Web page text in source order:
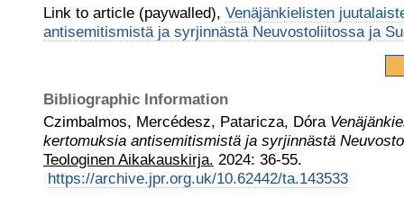
Link to article (paywalled), Venäjänkielisten
antisemitismistä ja syrjinnästä Neuvostoliitossa ja
Bibliographic Information
Czimbalmos, Mercédesz, Pataricza, Dóra
kertomuksia antisemitismistä ja syrjinnästä
Teologinen Aikakauskirja. 2024: 36-55.
https://archive.jpr.org.uk/10.62442/ta.143533